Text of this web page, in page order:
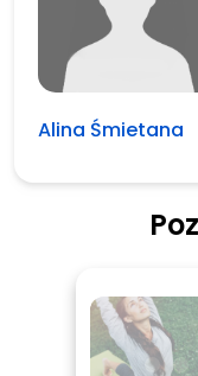
Alina Śmietana